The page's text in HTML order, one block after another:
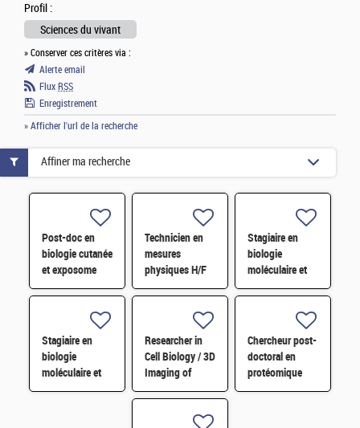
Profil :
Sciences du vivant
» Conserver ces critères via :
Alerte email
Flux RSS
Enregistrement
» Afficher l'url de la recherche
Post-doc en
biologie cutanée
et exposome
H/F
Technicien en
mesures
physiques H/F
Stagiaire en
biologie
moléculaire et
microbiologie
Stagiaire en
biologie
moléculaire et
microbiologie
Researcher in
Cell Biology / 3D
Imaging of
Photosymbiosis
Chercheur post-
doctoral en
protéomique
H/F
Affiner ma recherche